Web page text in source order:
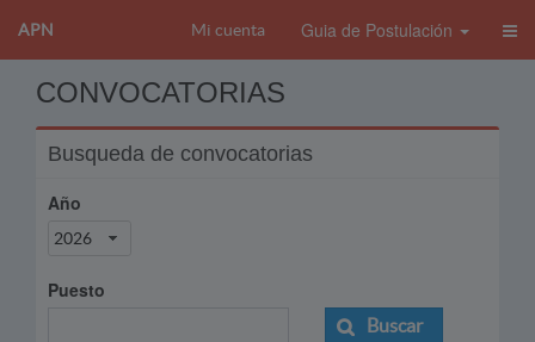
APN Mi cuenta Guia de Postulación
CONVOCATORIAS
Busqueda de convocatorias
Año
2026
Puesto
Buscar